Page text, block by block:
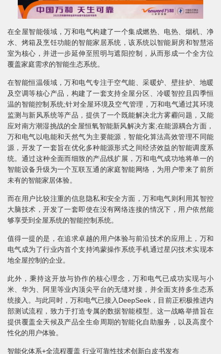
在全屋智能领域，万和电气构建了一个集成燃热、电热、烟机、净
水、烤箱及烹饪功能的智能家居系统，该系统以智能厨房和智慧浴
室为核心，并进一步延伸至照明与遮阳控制，从而形成一个全方位
覆盖家庭需求的智能生态系统。
在智能恒温领域，万和电气专注于空气能、采暖炉、壁挂炉、地暖
及空调等核心产品，构建了一套支持全屋分区、冷暖智控且四季恒
温的智能控制系统;针对全屋环境及空气管理，万和电气通过其环境
监测与新风系统等产品，提供了一个既能解决北方雾霾问题，又能
应对南方潮湿挑战的全屋恒氧智能新风解决方案;在能源耦合方面，
万和电气以电能和天然气为主要能源，智能化算法高效管理不同能
源，开发了一套旨在优化多种能源形式之间经济效益的智能调度系
统。通过这种全面而细致的产品线扩展，万和电气成功地将单一的
智能设备升级为一个互联互通的家庭智能网络，为用户带来了前所
未有的智能家居体验。
而在用户比较注重的信息隐私和安全方面，万和电气则利用其智控
大脑技术，开发了一套即使在没有网络连接的情况下，用户依然能
够享受到全屋系统的智能控制系统。
值得一提的是，在追求卓越的用户体验与前沿技术的应用上，万和
电气成为了行业内首个支持鸿蒙操作系统手机通过星闪技术实现本
地全屋控制的企业。
此外，秉持这开放与协作的核心理念，万和电气已成功实现与小
米、华为、阿里等业内顶尖平台的无缝对接，并全面支持多生态系
统接入。与此同时，万和电气已接入DeepSeek，目前正积极推进内
部测试流程，致力于打造专属的数据智能模型。这一战略举措旨在
提供覆盖全天候及产品全生命周期的智能化自助服务，以及高度个
性化的用户体验。
智能化体系+全流程覆盖 行业可靠性技术创新白皮书发布